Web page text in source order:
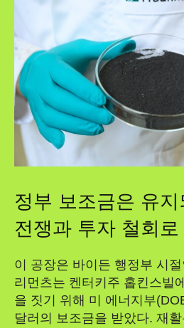
정부 보조금은 유
전쟁과 투자 철회
이 공장은 바이든 행정부 시
리먼츠는 켄터키주 홉킨스빌
을 짓기 위해 미 에너지부
달러의 보조금을 받았다. 재